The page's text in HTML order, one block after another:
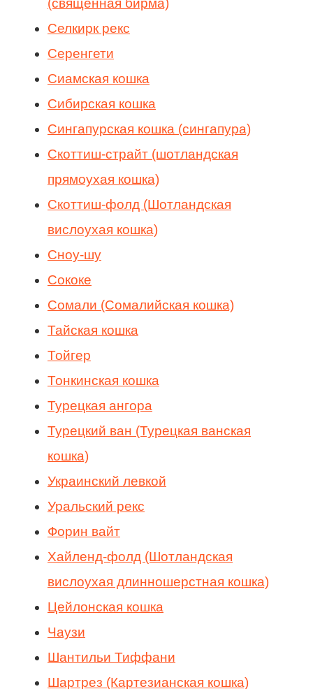
(священная бирма)
Селкирк рекс
Серенгети
Сиамская кошка
Сибирская кошка
Сингапурская кошка (сингапура)
Скоттиш-страйт (шотландская
прямоухая кошка)
Скоттиш-фолд (Шотландская
вислоухая кошка)
Сноу-шу
Сококе
Сомали (Сомалийская кошка)
Тайская кошка
Тойгер
Тонкинская кошка
Турецкая ангора
Турецкий ван (Турецкая ванская
кошка)
Украинский левкой
Уральский рекс
Форин вайт
Хайленд-фолд (Шотландская
вислоухая длинношерстная кошка)
Цейлонская кошка
Чаузи
Шантильи Тиффани
Шартрез (Картезианская кошка)